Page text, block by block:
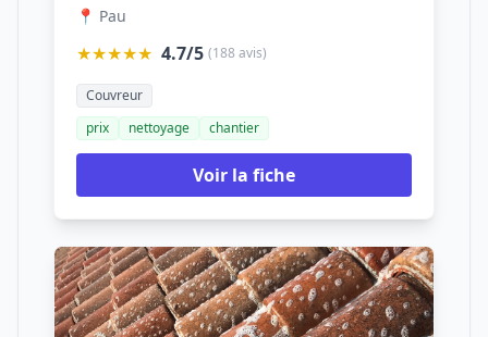
📍 Pau
★★★★★ 4.7/5 (188 avis)
Couvreur
prix
nettoyage chantier
Voir la fiche